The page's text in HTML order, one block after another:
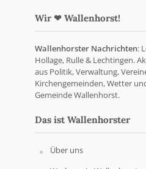
Wir ❤ Wallenhorst!
Wallenhorster Nachrichten:
Hollage, Rulle & Lechtingen.
aus Politik, Verwaltung,
Kirchengemeinden, Wetter
Gemeinde Wallenhorst.
Das ist Wallenhorster
Über uns